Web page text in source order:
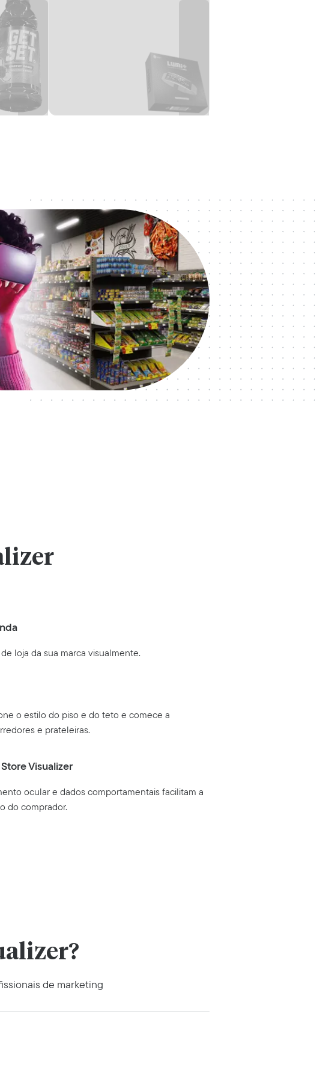
loja da sua marca visualmente.
o estilo do piso e do teto e comece a
e prateleiras.
Visualizer
ocular e dados comportamentais facilitam a
do comprador.
de marketing